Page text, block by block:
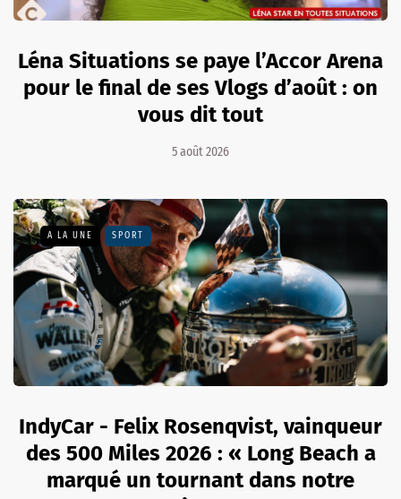
Léna Situations se paye l’Accor Arena
pour le final de ses Vlogs d’août : on
vous dit tout
5 août 2026
A LA UNE SPORT
IndyCar - Felix Rosenqvist, vainqueur
des 500 Miles 2026 : « Long Beach a
marqué un tournant dans notre